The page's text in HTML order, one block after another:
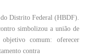
Distrito Federal (HBDF).
simbolizou a união de
comum: oferecer
contra